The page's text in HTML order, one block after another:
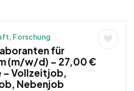
Forschung
für
(m/w/d) – 27,00 €
– Vollzeitjob,
Nebenjob